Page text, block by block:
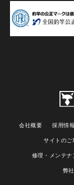
会社概要 採用情報
サイトの
修理・メンテナ
弊